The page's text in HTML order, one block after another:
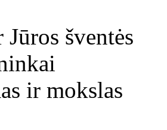
šventės
ir mokslas